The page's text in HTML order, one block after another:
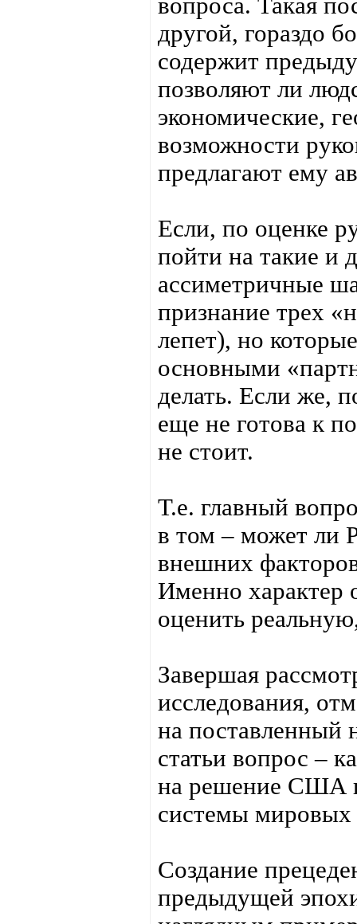
вопроса. Такая
другой, гораздо
содержит
позволяют ли
экономические,
возможности
предлагают ему
Если, по оценке
пойти на такие и
ассиметричные
признание трех
лепет), но
основными
делать. Если же,
еще не готова к
не стоит.
Т.е. главный
в том – может ли
внешних
Именно характер
оценить
Завершая
исследования,
на поставленный
статьи вопрос –
на решение США
системы
Создание
предыдущей